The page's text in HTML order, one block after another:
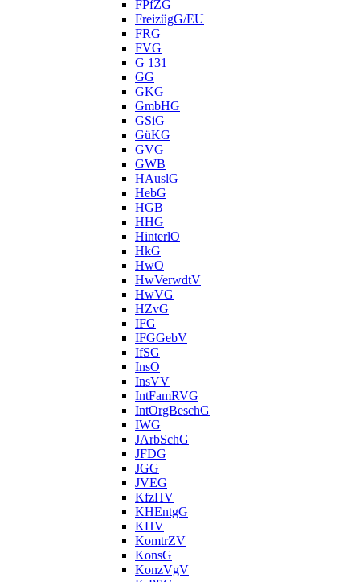
FPfZG
FreizügG/EU
FRG
FVG
G 131
GG
GKG
GmbHG
GSiG
GüKG
GVG
GWB
HAuslG
HebG
HGB
HHG
HinterlO
HkG
HwO
HwVerwdtV
HwVG
HZvG
IFG
IFGGebV
IfSG
InsO
InsVV
IntFamRVG
IntOrgBeschG
IWG
JArbSchG
JFDG
JGG
JVEG
KfzHV
KHEntgG
KHV
KomtrZV
KonsG
KonzVgV